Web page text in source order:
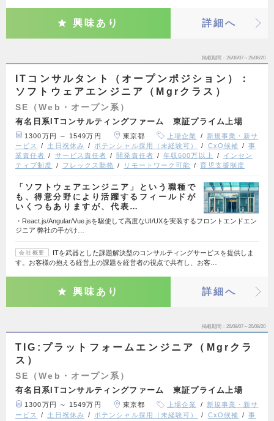
興味あり 詳細へ
掲載期間 26/08/07～26/08/20
ITコンサルタント（オープンポジション）：
ソフトウェアエンジニア（Mgrクラス）
SE（Web・オープン系）
有名日系ITコンサルティングファーム 東証プライム上場
1300万円 ～ 1549万円 東京都 上場企業
新規事業・新サ
ービス
土日祝休み ポテンシャル採用（未経験可） CxO候補
事
業責任者
サービス責任者 開発責任者 年収600万以上
インセン
ティブ制度
フレックス勤務 リモートワーク可能 育児支援制度
「ソフトウェアエンジニア」という職種で
も、得意分野により活躍するフィールドが
いくつもありますが、代表…
・React.js/Angular/Vue.jsを駆使して高度なUI/UXを実装するフロントエンドエン
ジニア 弊社の手がけ…
会社概要
ITを武器とした課題解決型のコンサルティングサービスを提供しま
す。お客様の抱える経営上の課題を経営者の視点で共有し、お客…
興味あり 詳細へ
掲載期間 26/08/07～26/08/20
TIG:プラットフォームエンジニア（Mgrクラ
ス）
SE（Web・オープン系）
有名日系ITコンサルティングファーム 東証プライム上場
1300万円 ～ 1549万円 東京都 上場企業
新規事業・新サ
ービス
土日祝休み ポテンシャル採用（未経験可） CxO候補
事